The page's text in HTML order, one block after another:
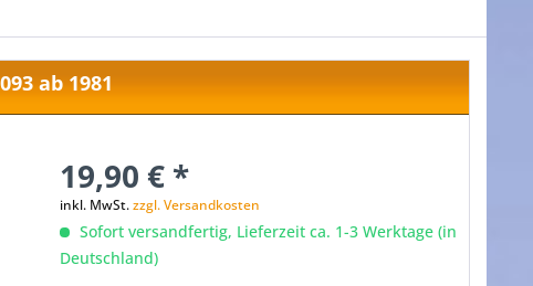
ab 1981
19,90 € *
inkl. MwSt.zzgl. Versandkosten
Sofort versandfertig, Lieferzeit ca. 1-3 Werktage (in
Deutschland)